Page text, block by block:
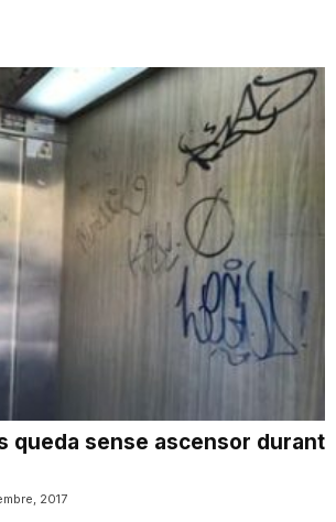
queda sense ascensor durant
2017